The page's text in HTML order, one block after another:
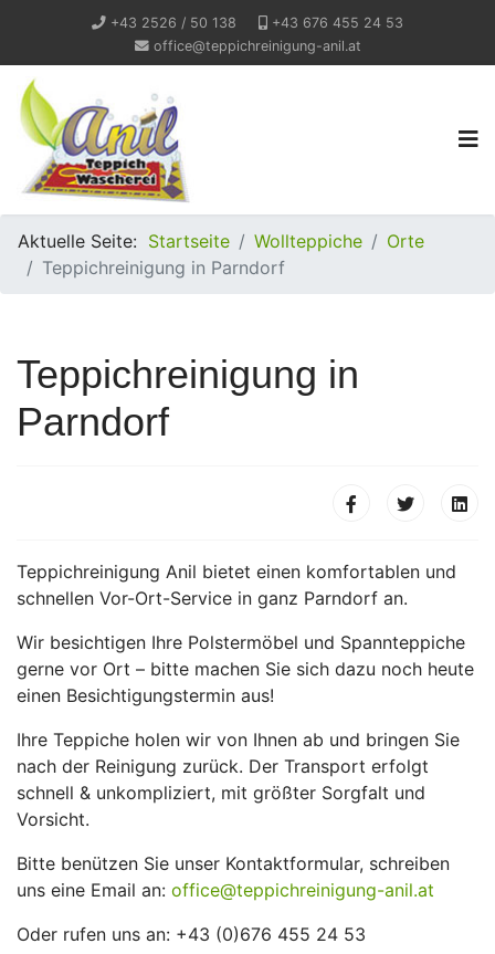
+43 2526 / 50 138
+43 676 455 24 53
office@teppichreinigung-anil.at
Aktuelle Seite: Startseite Wollteppiche
Orte
Teppichreinigung in Parndorf
Teppichreinigung in
Parndorf
Teppichreinigung Anil bietet einen komfortablen und
schnellen Vor-Ort-Service in ganz Parndorf an.
Wir besichtigen Ihre Polstermöbel und Spannteppiche
gerne vor Ort – bitte machen Sie sich dazu noch heute
einen Besichtigungstermin aus!
Ihre Teppiche holen wir von Ihnen ab und bringen Sie
nach der Reinigung zurück. Der Transport erfolgt
schnell & unkompliziert, mit größter Sorgfalt und
Vorsicht.
Bitte benützen Sie unser Kontaktformular, schreiben
uns eine Email an: office@teppichreinigung-anil.at
Oder rufen uns an: +43 (0)676 455 24 53